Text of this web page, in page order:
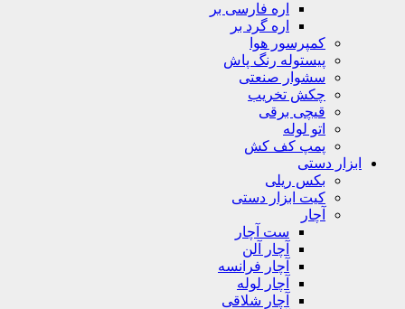
اره فارسی بر
اره گرد بر
کمپرسور هوا
پیستوله رنگ پاش
سشوار صنعتی
چکش تخریب
قیچی برقی
اتو لوله
پمپ کف کش
ابزار دستی
بکس ریلی
کیت ابزار دستی
آچار
ست آچار
آچار آلن
آچار فرانسه
آچار لوله
آچار شلاقی